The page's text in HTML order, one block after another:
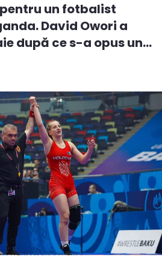
un fotbalist
David Owori a
după ce s-a opus un...